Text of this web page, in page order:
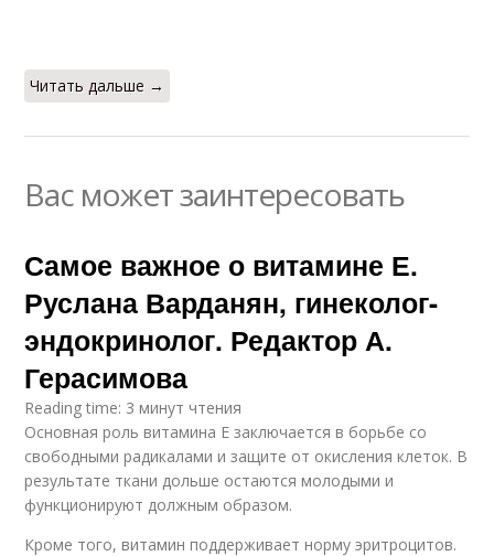
Читать дальше →
Вас может заинтересовать
Самое важное о витамине Е.
Руслана Варданян, гинеколог-
эндокринолог. Редактор А.
Герасимова
Reading time: 3 минут чтения
Основная роль витамина Е заключается в борьбе со
свободными радикалами и защите от окисления клеток. В
результате ткани дольше остаются молодыми и
функционируют должным образом.
Кроме того, витамин поддерживает норму эритроцитов.